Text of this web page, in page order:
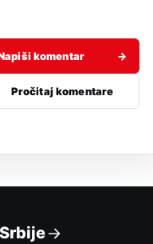
komentar →
Pročitaj komentare